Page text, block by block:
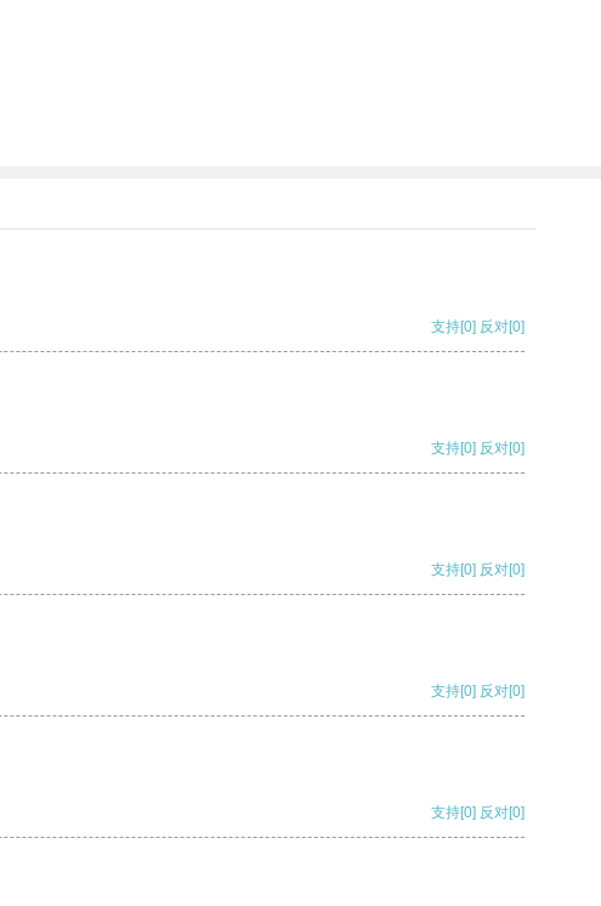
支持[0] 反对[0]
支持[0] 反对[0]
支持[0] 反对[0]
支持[0] 反对[0]
支持[0] 反对[0]